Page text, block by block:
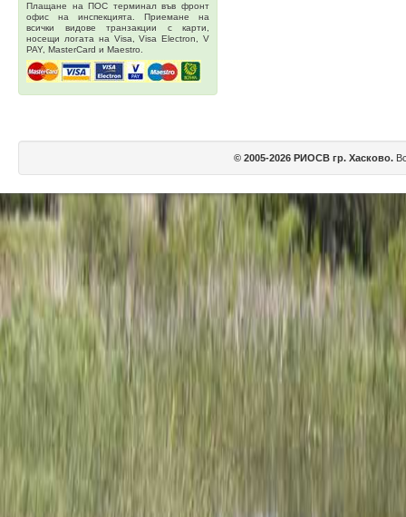
Плащане на ПОС терминал във фронт
офис на инспекцията. Приемане на
всички видове транзакции с карти,
носещи логата на Visa, Visa Electron, V
PAY, MasterCard и Maestro.
© 2005-2026 РИОСВ гр. Хасково.